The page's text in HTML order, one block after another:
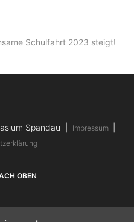
Schulfahrt 2023 steigt!
Spandau | Impressum
OBEN